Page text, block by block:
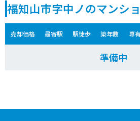
福知山市字中ノのマンシ
売却価格 最寄駅 駅徒歩 築年数 専
準備中